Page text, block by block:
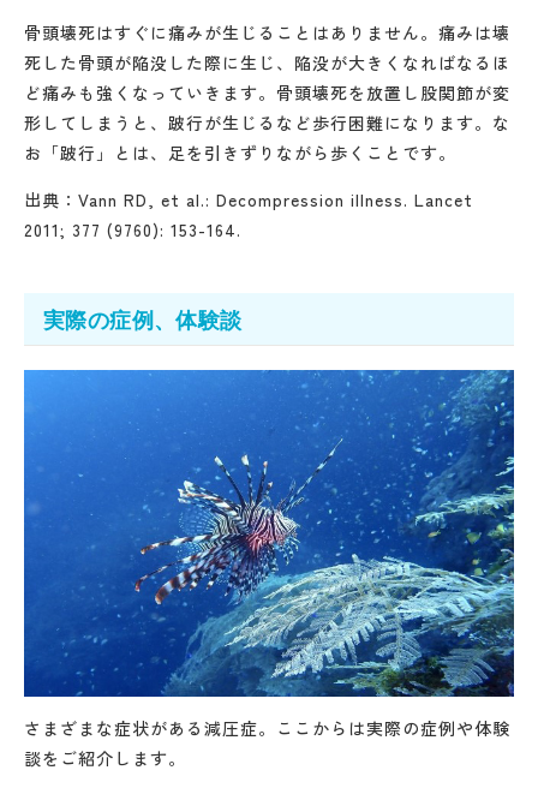
骨頭壊死はすぐに痛みが生じることはありません。痛みは壊
死した骨頭が陥没した際に生じ、陥没が大きくなればなるほ
ど痛みも強くなっていきます。骨頭壊死を放置し股関節が変
形してしまうと、跛行が生じるなど歩行困難になります。な
お「跛行」とは、足を引きずりながら歩くことです。
出典：Vann RD, et al.: Decompression illness. Lancet
2011; 377 (9760): 153-164.
実際の症例、体験談
さまざまな症状がある減圧症。ここからは実際の症例や体験
談をご紹介します。